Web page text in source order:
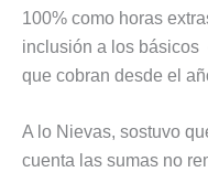
100% como horas
inclusión a los básicos
que cobran desde el
A lo Nievas, sostuvo
cuenta las sumas no